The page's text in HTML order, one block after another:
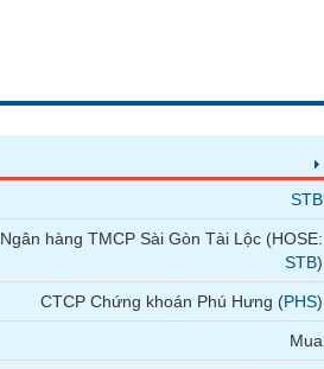
STB
Ngân hàng TMCP Sài Gòn Tài Lộc (HOSE:
STB)
CTCP Chứng khoán Phú Hưng (PHS)
Mua